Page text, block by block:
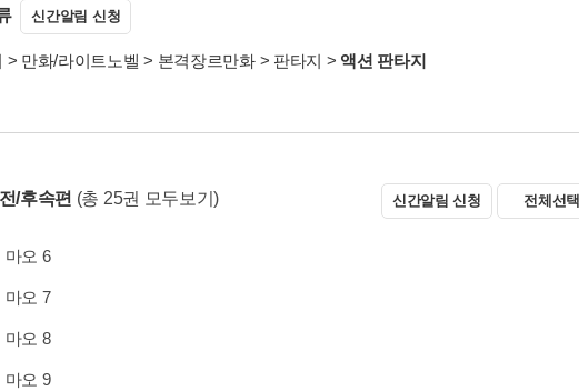
신간알림 신청
> 만화/라이트노벨 > 본격장르만화> 판타지 > 액션 판타지
/후속편 (총 25권 모두보기) 신간알림 신청 전체선택
오 6
오 7
오 8
오 9